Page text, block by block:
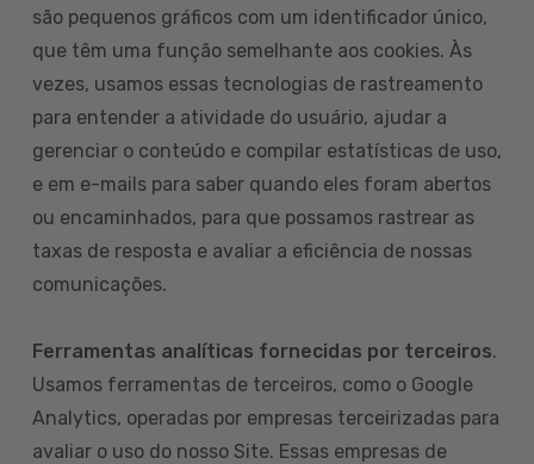
são pequenos gráficos com um identificador único,
que têm uma função semelhante aos cookies. Às
vezes, usamos essas tecnologias de rastreamento
para entender a atividade do usuário, ajudar a
gerenciar o conteúdo e compilar estatísticas de uso,
e em e-mails para saber quando eles foram abertos
ou encaminhados, para que possamos rastrear as
taxas de resposta e avaliar a eficiência de nossas
comunicações.
Ferramentas analíticas fornecidas por terceiros.
Usamos ferramentas de terceiros, como o Google
Analytics, operadas por empresas terceirizadas para
avaliar o uso do nosso Site. Essas empresas de